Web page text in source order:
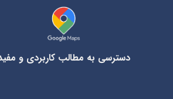
دسترسی به مطالب کاربردی و مفید